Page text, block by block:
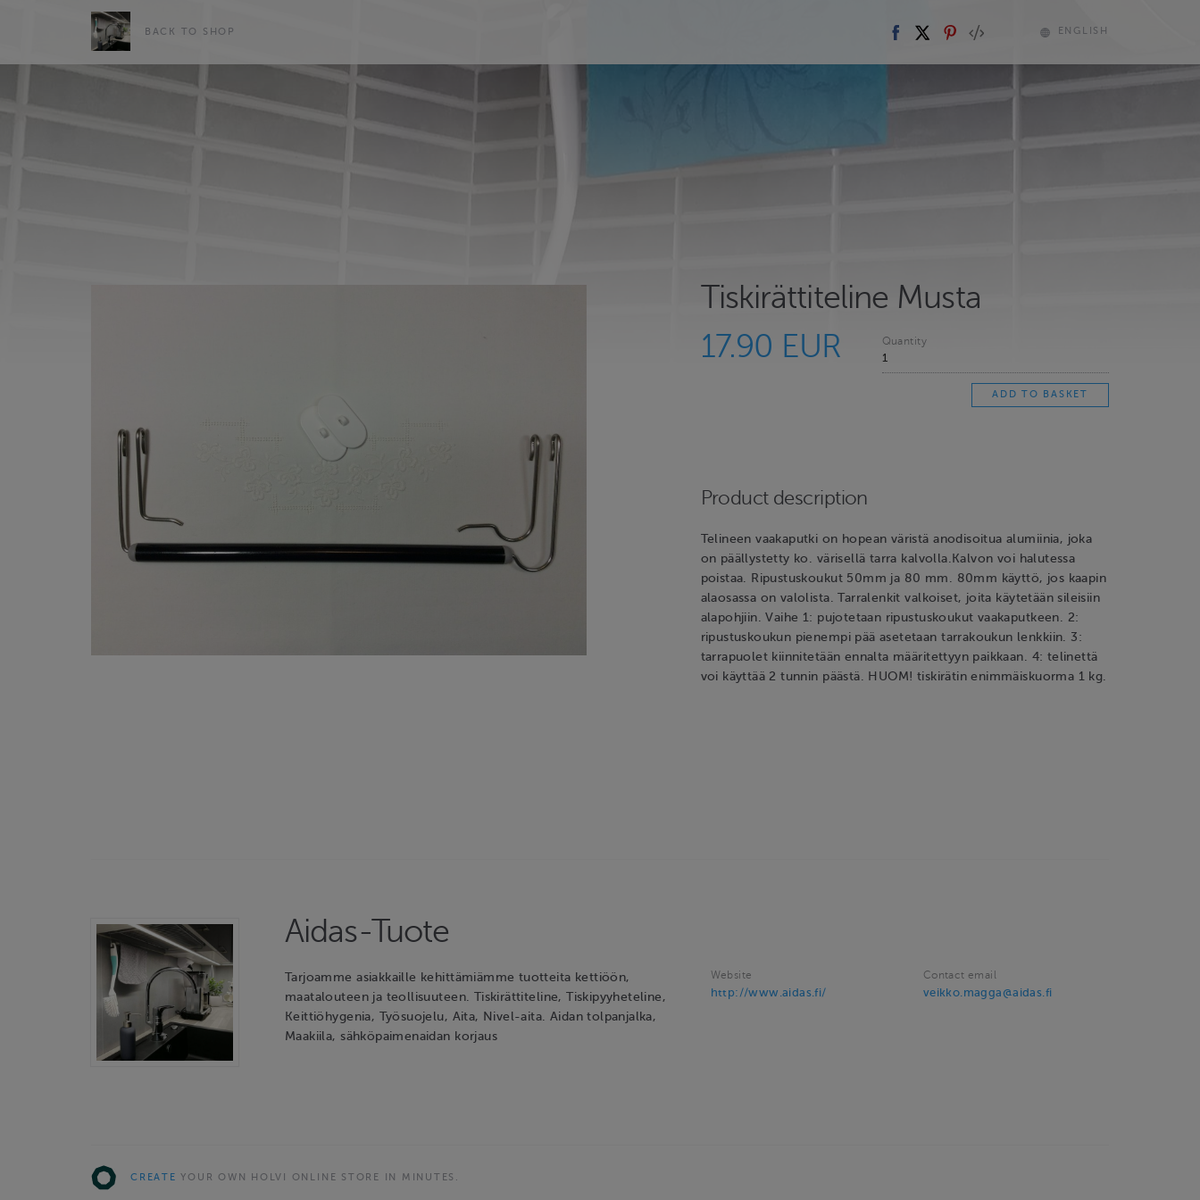
BACK TO SHOP ENGLISH
Tiskirättiteline Musta
17.90 EUR
Quantity
Product description
Telineen vaakaputki on hopean väristä anodisoitua alumiinia, joka
on päällystetty ko. värisellä tarra kalvolla.Kalvon voi halutessa
poistaa. Ripustuskoukut 50mm ja 80 mm. 80mm käyttö, jos kaapin
alaosassa on valolista. Tarralenkit valkoiset, joita käytetään sileisiin
alapohjiin. Vaihe 1: pujotetaan ripustuskoukut vaakaputkeen. 2:
ripustuskoukun pienempi pää asetetaan tarrakoukun lenkkiin. 3:
tarrapuolet kiinnitetään ennalta määritettyyn paikkaan. 4: telinettä
voi käyttää 2 tunnin päästä. HUOM! tiskirätin enimmäiskuorma 1 kg.
Aidas-Tuote
Tarjoamme asiakkaille kehittämiämme tuotteita kettiöön,
maatalouteen ja teollisuuteen. Tiskirättiteline, Tiskipyyheteline,
Keittiöhygenia, Työsuojelu, Aita, Nivel-aita. Aidan tolpanjalka,
Maakiila, sähköpaimenaidan korjaus
Website
http://www.aidas.fi/
Contact email
veikko.magga@aidas.fi
CREATE YOUR OWN HOLVI ONLINE STORE IN MINUTES.